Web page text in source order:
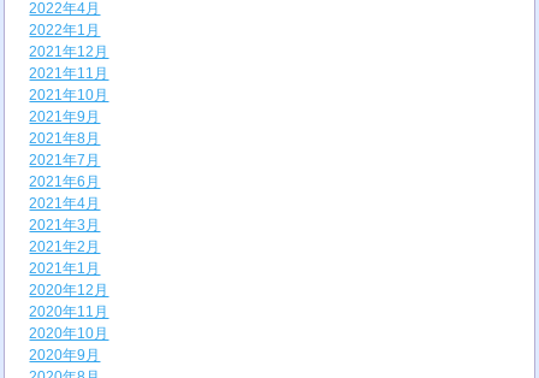
2022年4月
2022年1月
2021年12月
2021年11月
2021年10月
2021年9月
2021年8月
2021年7月
2021年6月
2021年4月
2021年3月
2021年2月
2021年1月
2020年12月
2020年11月
2020年10月
2020年9月